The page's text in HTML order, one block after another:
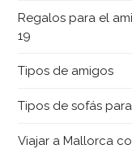
Regalos para el
19
Tipos de amigos
Tipos de sofás
Viajar a Mallorca